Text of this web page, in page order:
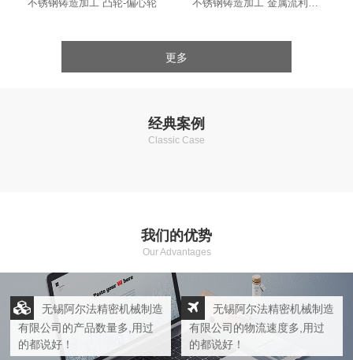
不锈钢铸造加工 凸轮-偏心轮 不锈钢铸造加工 金属流利条-导轨
更多
经典案例
Classic Case
我们的优势
Our Advantages
无锡阿尔法精密机械制造
有限公司的产品数量多,用过
的都说好！
无锡阿尔法精密机械制造
有限公司的物流速度多,用过
的都说好！